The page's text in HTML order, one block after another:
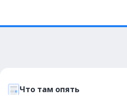
Что там опять